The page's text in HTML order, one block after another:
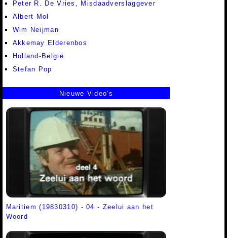
Peter R. De Vries, Misdaadverslaggever
Albert Mol
Wim Neijman
Akkemay Elderenbos
Holland-België
Stefan Pop
Nieuwe Video's
Maritiem (19830310) - 04 - Zeelui aan het
Woord